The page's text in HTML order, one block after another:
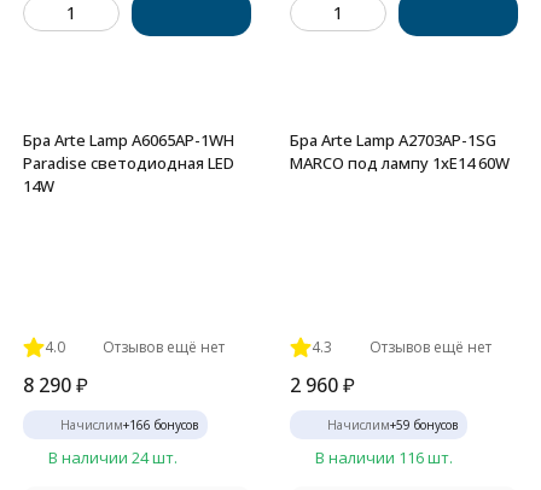
Бра Arte Lamp A6065AP-1WH
Paradise светодиодная LED
14W
4.0 Отзывов ещё нет
8 290₽
Начислим+166 бонусов
В наличии 24 шт.
Бра Arte Lamp A2703AP-1SG
MARCO под лампу 1xE14 60W
4.3 Отзывов ещё нет
2 960₽
Начислим+59 бонусов
В наличии 116 шт.